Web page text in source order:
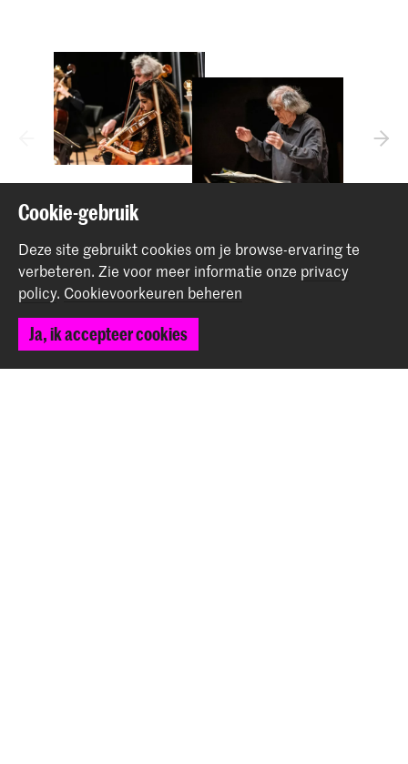
Deel dit item
Cookie-gebruik
Deze site gebruikt cookies om je browse-ervaring te
verbeteren. Zie voor meer informatie onze privacy
policy. Cookievoorkeuren beheren
Ja, ik accepteer cookies